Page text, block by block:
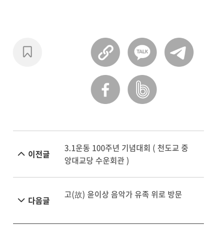
이전글
3.1운동 100주년 기념대회 ( 천도교 중
앙대교당 수운회관 )
다음글
고(故) 윤이상 음악가 유족 위로 방문